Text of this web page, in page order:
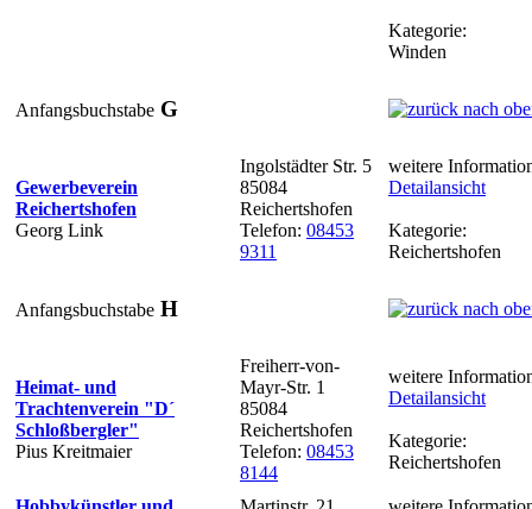
Kategorie:
Winden
Anfangsbuchstabe G
Gewerbeverein
Reichertshofen
Georg Link
Ingolstädter Str. 5
85084
Reichertshofen
Telefon: 08453
9311
weitere
Detailansicht
Kategorie:
Reichertshofen
Anfangsbuchstabe H
Heimat- und
Trachtenverein "D´
Schloßbergler"
Pius Kreitmaier
Freiherr-von-
Mayr-Str. 1
85084
Reichertshofen
Telefon: 08453
8144
weitere
Detailansicht
Kategorie:
Reichertshofen